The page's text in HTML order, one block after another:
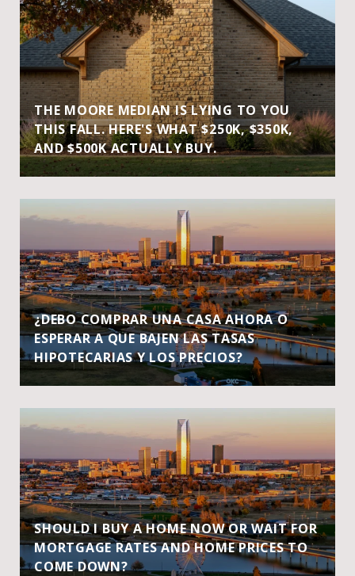
THE MOORE MEDIAN IS LYING TO YOU
THIS FALL. HERE'S WHAT $250K, $350K,
AND $500K ACTUALLY BUY.
¿DEBO COMPRAR UNA CASA AHORA O
ESPERAR A QUE BAJEN LAS TASAS
HIPOTECARIAS Y LOS PRECIOS?
SHOULD I BUY A HOME NOW OR WAIT FOR
MORTGAGE RATES AND HOME PRICES TO
COME DOWN?